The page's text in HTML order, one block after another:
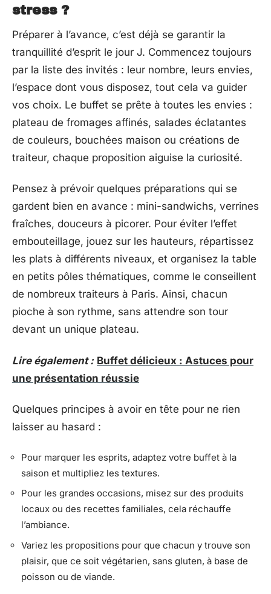
stress ?
Préparer à l’avance, c’est déjà se garantir la
tranquillité d’esprit le jour J. Commencez toujours
par la liste des invités : leur nombre, leurs envies,
l’espace dont vous disposez, tout cela va guider
vos choix. Le buffet se prête à toutes les envies :
plateau de fromages affinés, salades éclatantes
de couleurs, bouchées maison ou créations de
traiteur, chaque proposition aiguise la curiosité.
Pensez à prévoir quelques préparations qui se
gardent bien en avance : mini-sandwichs, verrines
fraîches, douceurs à picorer. Pour éviter l’effet
embouteillage, jouez sur les hauteurs, répartissez
les plats à différents niveaux, et organisez la table
en petits pôles thématiques, comme le conseillent
de nombreux traiteurs à Paris. Ainsi, chacun
pioche à son rythme, sans attendre son tour
devant un unique plateau.
Lire également : Buffet délicieux : Astuces pour
une présentation réussie
Quelques principes à avoir en tête pour ne rien
laisser au hasard :
Pour marquer les esprits, adaptez votre buffet à la
saison et multipliez les textures.
Pour les grandes occasions, misez sur des produits
locaux ou des recettes familiales, cela réchauffe
l’ambiance.
Variez les propositions pour que chacun y trouve son
plaisir, que ce soit végétarien, sans gluten, à base de
poisson ou de viande.